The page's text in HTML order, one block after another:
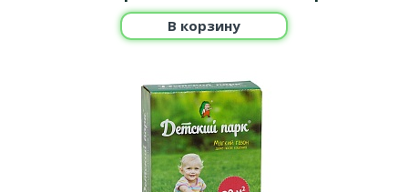
В корзину